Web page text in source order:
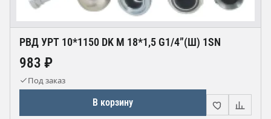
РВД УРТ 10*1150 DK М 18*1,5 G1/4”(Ш) 1SN
983 ₽
Под заказ
В корзину